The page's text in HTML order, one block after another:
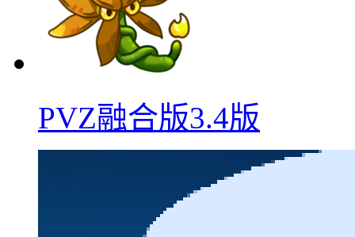
PVZ融合版3.4版